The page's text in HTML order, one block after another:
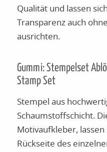
Qualität und lassen
Transparenz auch
ausrichten.
Gummi: Stempelset
Stamp Set
Stempel aus
Schaumstoffschicht.
Motivaufkleber,
Rückseite des